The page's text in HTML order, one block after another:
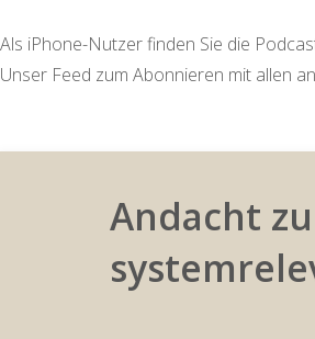
Als iPhone-Nutzer finden Sie die
Unser Feed zum Abonnieren mit allen
Andacht